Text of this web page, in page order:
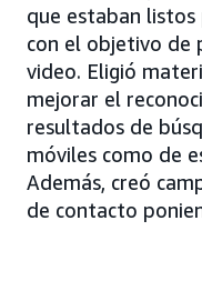
que estaban
con el objetivo de
video. Eligió
mejorar el
resultados de
móviles como de
Además, creó
de contacto